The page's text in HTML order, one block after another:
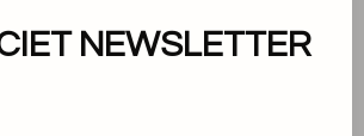
NEWSLETTER